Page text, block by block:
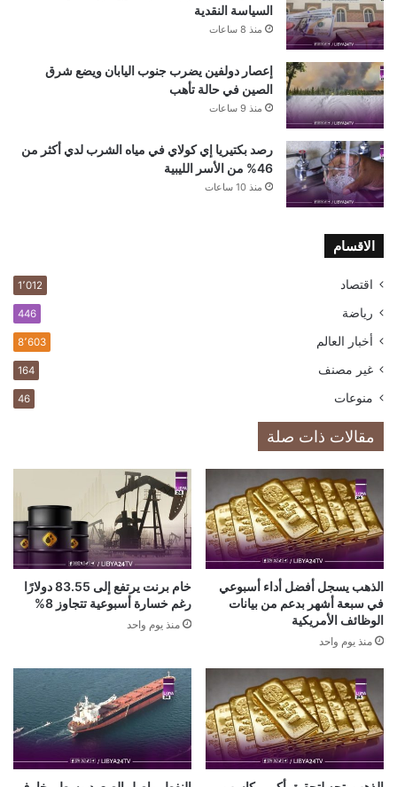
السياسة النقدية
منذ 8 ساعات
إعصار دولفين يضرب جنوب اليابان ويضع شرق
الصين في حالة تأهب
منذ 9 ساعات
رصد بكتيريا إي كولاي في مياه الشرب لدي أكثر من
46% من الأسر الليبية
منذ 10 ساعات
الاقسام
اقتصاد 1٬012
رياضة 446
أخبار العالم 8٬603
غير مصنف 164
منوعات 46
مقالات ذات صلة
الذهب يسجل أفضل أداء أسبوعي
في سبعة أشهر بدعم من بيانات
الوظائف الأمريكية
منذ يوم واحد
خام برنت يرتفع إلى 83.55 دولارًا
رغم خسارة أسبوعية تتجاوز 8%
منذ يوم واحد